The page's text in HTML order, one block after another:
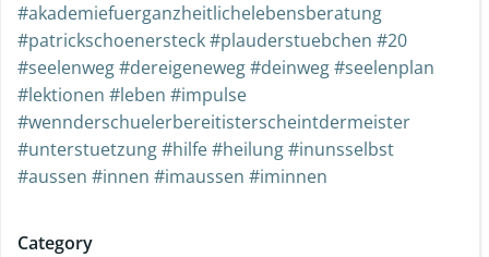
#akademiefuerganzheitlichelebensberatung
#patrickschoenersteck #plauderstuebchen #20
#seelenweg #dereigeneweg #deinweg #seelenplan
#lektionen #leben #impulse
#wennderschuelerbereitisterscheintdermeister
#unterstuetzung #hilfe #heilung #inunsselbst
#aussen #innen #imaussen #iminnen
Category